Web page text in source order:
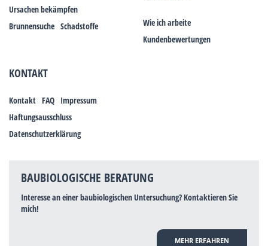
Ursachen bekämpfen
Brunnensuche Schadstoffe
Wie ich arbeite
Kundenbewertungen
KONTAKT
Kontakt FAQ Impressum
Haftungsausschluss
Datenschutzerklärung
BAUBIOLOGISCHE BERATUNG
Interesse an einer baubiologischen Untersuchung? Kontaktieren Sie
mich!
MEHR ERFAHREN